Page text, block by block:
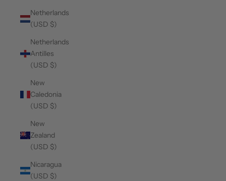
Netherlands
(USD $)
Netherlands
Antilles
(USD $)
New
Caledonia
(USD $)
New
Zealand
(USD $)
Nicaragua
(USD $)